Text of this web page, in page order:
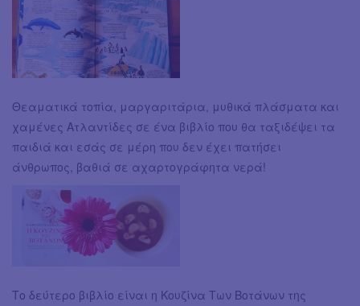
Θεαματικά τοπία, μαργαριτάρια, μυθικά πλάσματα και
χαμένες Ατλαντίδες σε ένα βιβλίο που θα ταξιδέψει τα
παιδιά και εσάς σε μέρη που δεν έχει πατήσει
άνθρωπος, βαθιά σε αχαρτογράφητα νερά!
Το δεύτερο βιβλίο είναι η Κουζίνα Των Βοτάνων της